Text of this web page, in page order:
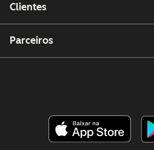
Clientes
Parceiros